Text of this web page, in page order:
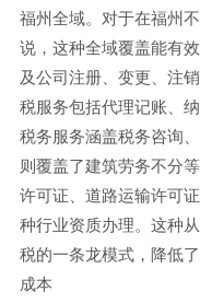
福州全域。对于在福州
说，这种全域覆盖能有
及公司注册、变更、注
税服务包括代理记账、
税务服务涵盖税务咨询
则覆盖了建筑劳务不分
许可证、道路运输许可
种行业资质办理。这种
税的一条龙模式，降低
成本